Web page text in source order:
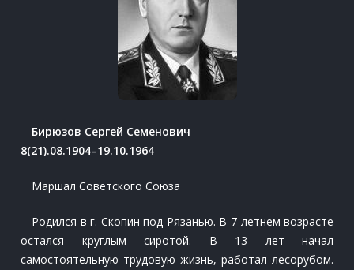
Бирюзов Сергей Семенович
8(21).08.1904–19.10.1964
Маршал Советского Союза
Родился в г. Скопин под Рязанью. В 7-летнем возрасте
остался круглым сиротой. В 13 лет начал
самостоятельную трудовую жизнь, работал лесорубом.